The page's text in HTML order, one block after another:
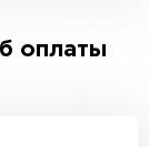
оплаты